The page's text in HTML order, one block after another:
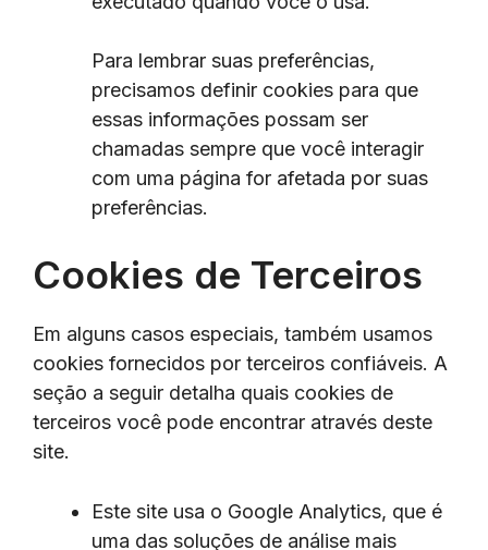
Para lembrar suas preferências,
precisamos definir cookies para que
essas informações possam ser
chamadas sempre que você interagir
com uma página for afetada por suas
preferências.
Cookies de Terceiros
Em alguns casos especiais, também usamos
cookies fornecidos por terceiros confiáveis. A
seção a seguir detalha quais cookies de
terceiros você pode encontrar através deste
site.
Este site usa o Google Analytics, que é
uma das soluções de análise mais